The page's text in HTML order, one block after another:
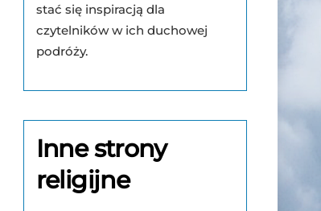
stać się inspiracją dla
czytelników w ich duchowej
podróży.
Inne strony
religijne